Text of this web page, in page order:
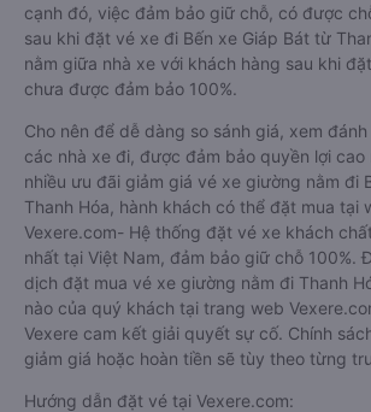
cạnh đó, việc đảm bảo giữ chỗ, có được
sau khi đặt vé xe đi Bến xe Giáp Bát từ
nằm giữa nhà xe với khách hàng sau khi
chưa được đảm bảo 100%.
Cho nên để dễ dàng so sánh giá, xem
các nhà xe đi, được đảm bảo quyền lợi
nhiều ưu đãi giảm giá vé xe giường nằm đi
Thanh Hóa, hành khách có thể đặt mua tại
Vexere.com- Hệ thống đặt vé xe khách
nhất tại Việt Nam, đảm bảo giữ chỗ 100%.
dịch đặt mua vé xe giường nằm đi Thanh
nào của quý khách tại trang web
Vexere cam kết giải quyết sự cố. Chính
giảm giá hoặc hoàn tiền sẽ tùy theo từng
Hướng dẫn đặt vé tại Vexere.com: